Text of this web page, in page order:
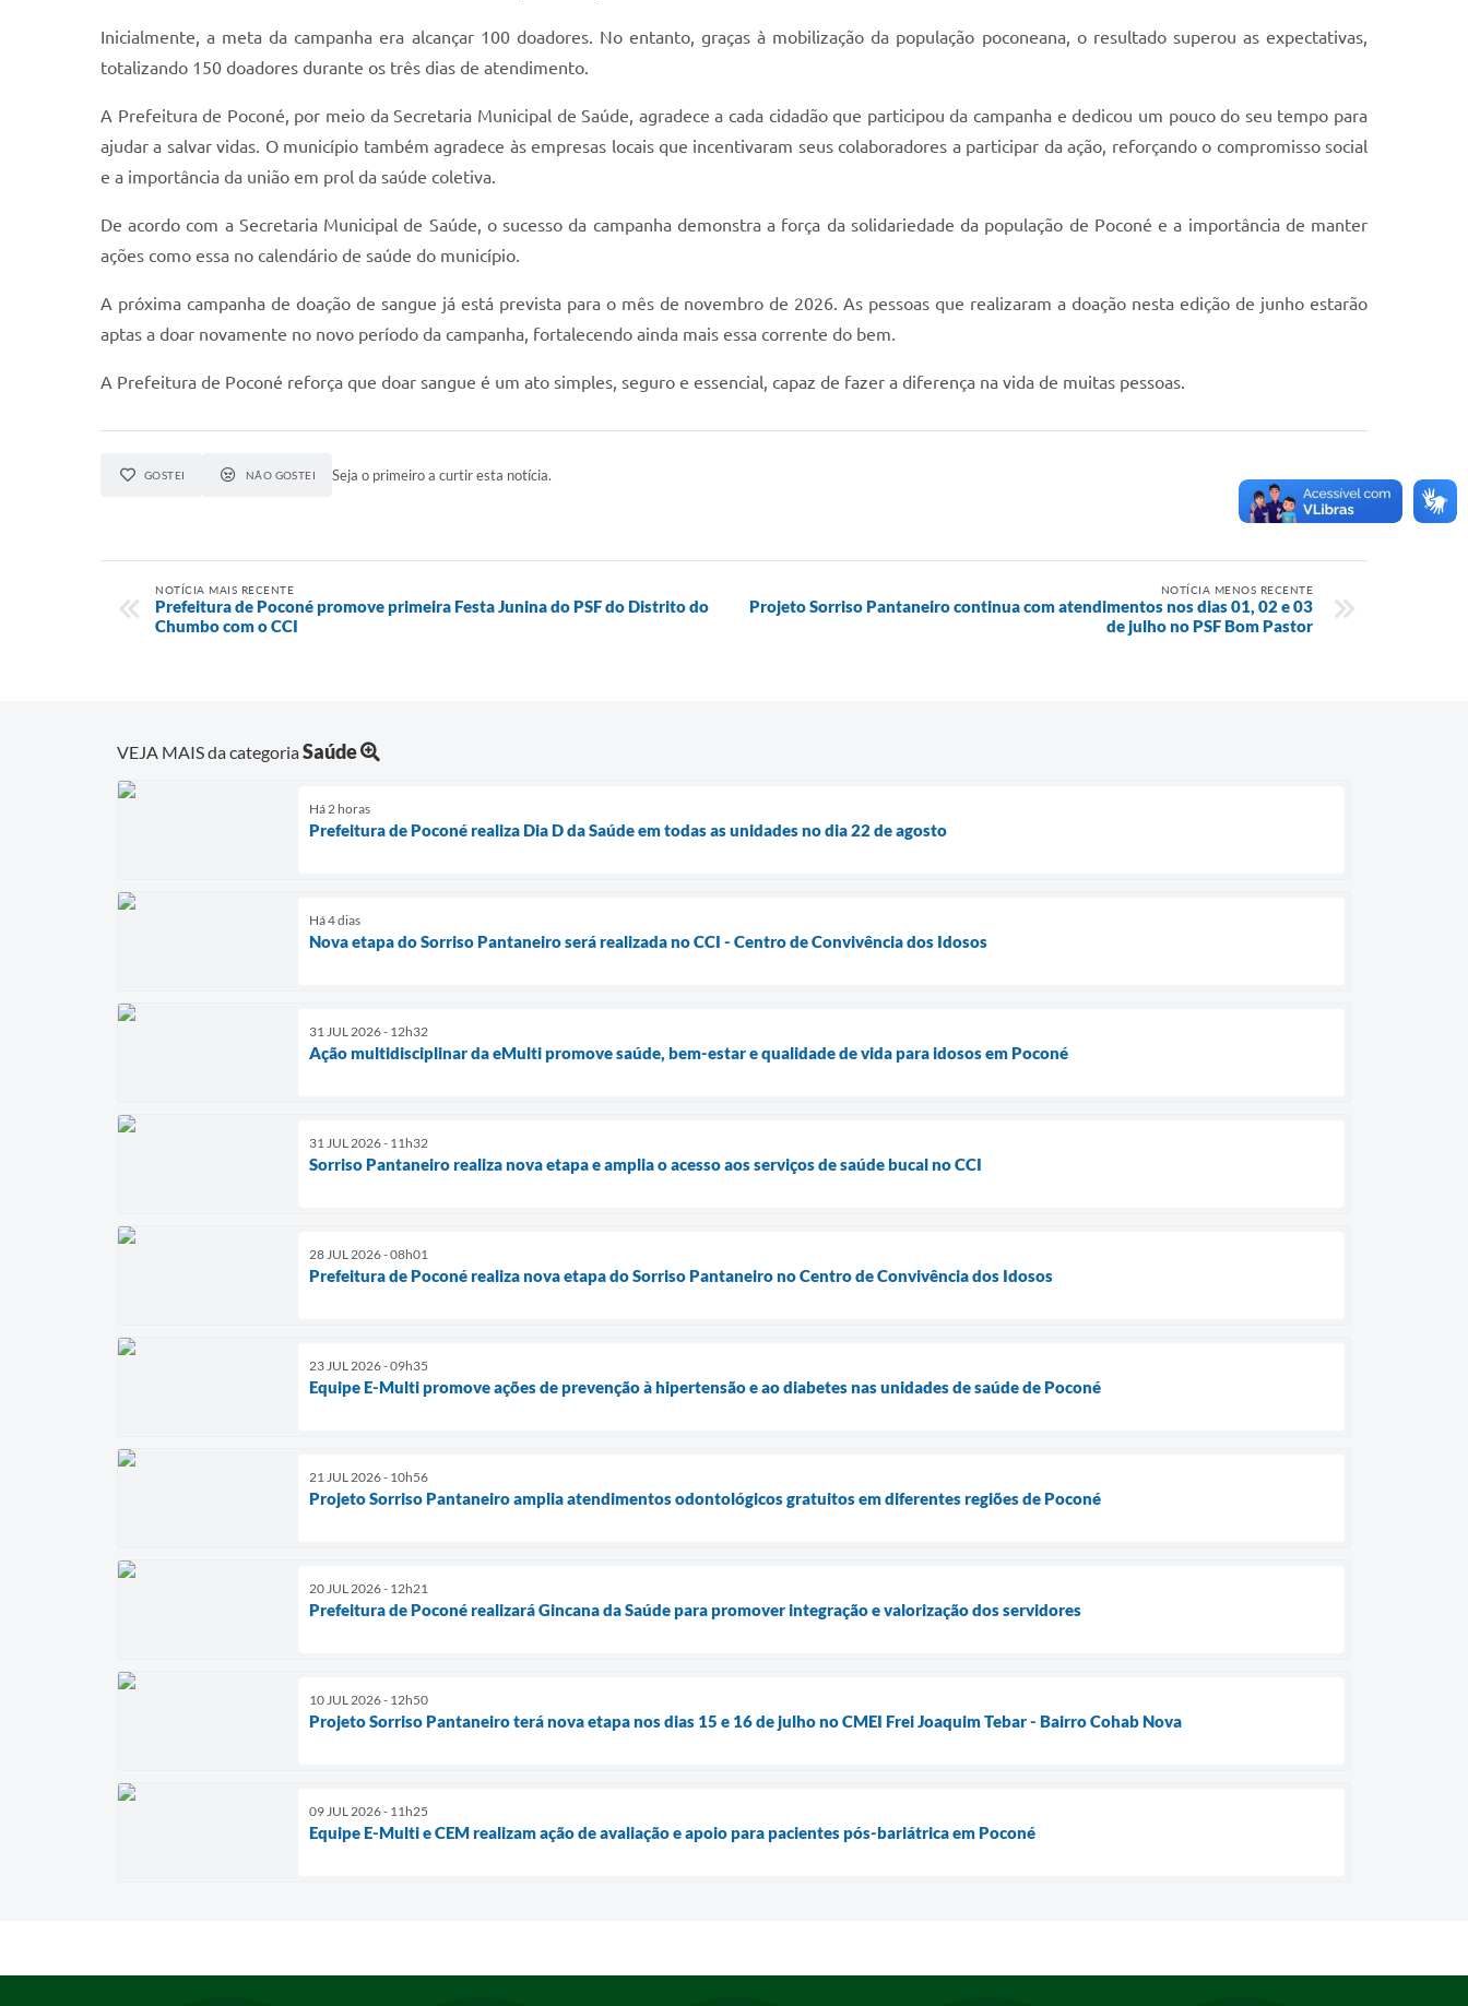
Inicialmente, a meta da campanha era alcançar 100 doadores. No entanto, graças à mobilização da população poconeana, o resultado superou as expectativas,
totalizando 150 doadores durante os três dias de atendimento.
A Prefeitura de Poconé, por meio da Secretaria Municipal de Saúde, agradece a cada cidadão que participou da campanha e dedicou um pouco do seu tempo para
ajudar a salvar vidas. O município também agradece às empresas locais que incentivaram seus colaboradores a participar da ação, reforçando o compromisso social
e a importância da união em prol da saúde coletiva.
De acordo com a Secretaria Municipal de Saúde, o sucesso da campanha demonstra a força da solidariedade da população de Poconé e a importância de manter
ações como essa no calendário de saúde do município.
A próxima campanha de doação de sangue já está prevista para o mês de novembro de 2026. As pessoas que realizaram a doação nesta edição de junho estarão
aptas a doar novamente no novo período da campanha, fortalecendo ainda mais essa corrente do bem.
A Prefeitura de Poconé reforça que doar sangue é um ato simples, seguro e essencial, capaz de fazer a diferença na vida de muitas pessoas.
GOSTEI NÃO GOSTEI Seja o primeiro a curtir esta notícia.
NOTÍCIA MAIS RECENTE
Prefeitura de Poconé promove primeira Festa Junina do PSF do Distrito do
Chumbo com o CCI
NOTÍCIA MENOS RECENTE
Projeto Sorriso Pantaneiro continua com atendimentos nos dias 01, 02 e 03
de julho no PSF Bom Pastor
VEJA MAIS da categoriaSaúde
Há 2 horas
Prefeitura de Poconé realiza Dia D da Saúde em todas as unidades no dia 22 de agosto
Há 4 dias
Nova etapa do Sorriso Pantaneiro será realizada no CCI - Centro de Convivência dos Idosos
31 JUL 2026 - 12h32
Ação multidisciplinar da eMulti promove saúde, bem-estar e qualidade de vida para idosos em Poconé
31 JUL 2026 - 11h32
Sorriso Pantaneiro realiza nova etapa e amplia o acesso aos serviços de saúde bucal no CCI
28 JUL 2026 - 08h01
Prefeitura de Poconé realiza nova etapa do Sorriso Pantaneiro no Centro de Convivência dos Idosos
23 JUL 2026 - 09h35
Equipe E-Multi promove ações de prevenção à hipertensão e ao diabetes nas unidades de saúde de Poconé
21 JUL 2026 - 10h56
Projeto Sorriso Pantaneiro amplia atendimentos odontológicos gratuitos em diferentes regiões de Poconé
20 JUL 2026 - 12h21
Prefeitura de Poconé realizará Gincana da Saúde para promover integração e valorização dos servidores
10 JUL 2026 - 12h50
Projeto Sorriso Pantaneiro terá nova etapa nos dias 15 e 16 de julho no CMEI Frei Joaquim Tebar - Bairro Cohab Nova
09 JUL 2026 - 11h25
Equipe E-Multi e CEM realizam ação de avaliação e apoio para pacientes pós-bariátrica em Poconé